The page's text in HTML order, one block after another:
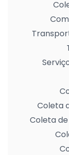
Coleta
Coleta